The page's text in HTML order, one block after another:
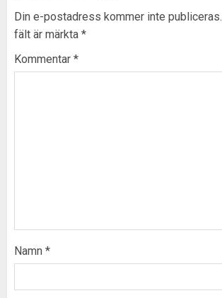
Din e-postadress kommer inte publiceras.
fält är märkta *
Kommentar *
Namn *